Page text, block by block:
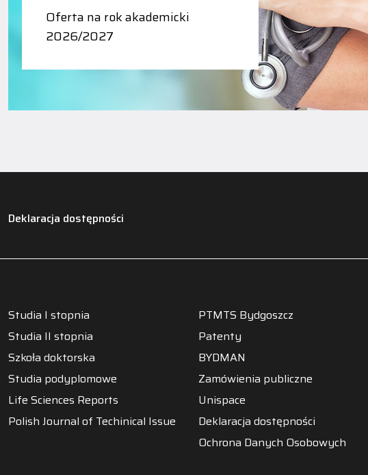
Oferta na rok akademicki
2026/2027
Deklaracja dostępności
Studia I stopnia
Studia II stopnia
Szkoła doktorska
Studia podyplomowe
Life Sciences Reports
Polish Journal of Techinical Issue
PTMTS Bydgoszcz
Patenty
BYDMAN
Zamówienia publiczne
Unispace
Deklaracja dostępności
Ochrona Danych Osobowych